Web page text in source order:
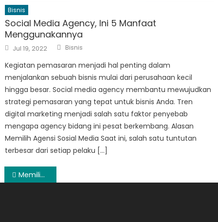
Bisnis
Social Media Agency, Ini 5 Manfaat
Menggunakannya
Posted
on
Jul 19, 2022 Author
Bisnis
Kegiatan pemasaran menjadi hal penting dalam
menjalankan sebuah bisnis mulai dari perusahaan kecil
hingga besar. Social media agency membantu mewujudkan
strategi pemasaran yang tepat untuk bisnis Anda. Tren
digital marketing menjadi salah satu faktor penyebab
mengapa agency bidang ini pesat berkembang. Alasan
Memilih Agensi Sosial Media Saat ini, salah satu tuntutan
terbesar dari setiap pelaku […]
Post
Memilih Produk Perlengkapan Bayi Lucu untuk Kegiatan Mandi